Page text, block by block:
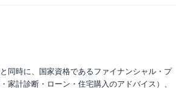
同時に、国家資格であるファイナンシャル・プ
計診断・ローン・住宅購入のアドバイス）、